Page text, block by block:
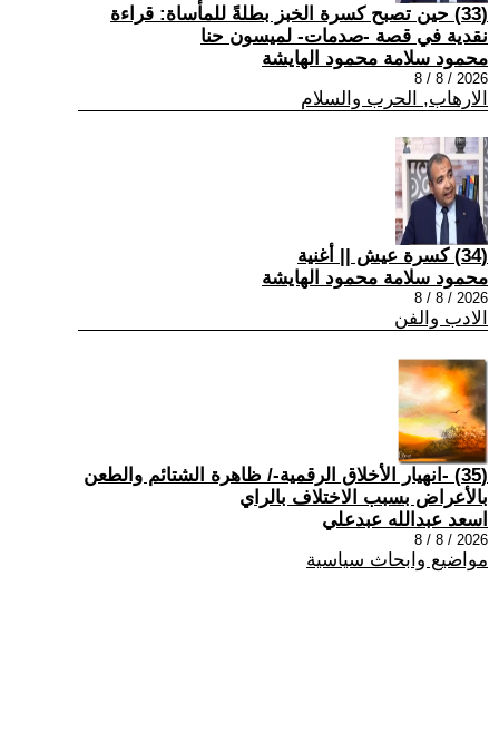
(33) حين تصبح كسرة الخبز بطلةً للمأساة: قراءة
نقدية في قصة -صدمات- لميسون حنا
محمود سلامة محمود الهايشة
2026 / 8 / 8
الارهاب, الحرب والسلام
(34) كسرة عيش || أغنية
محمود سلامة محمود الهايشة
2026 / 8 / 8
الادب والفن
(35) -انهيار الأخلاق الرقمية-/ ظاهرة الشتائم والطعن
بالأعراض بسبب الاختلاف بالراي
اسعد عبدالله عبدعلي
2026 / 8 / 8
مواضيع وابحاث سياسية